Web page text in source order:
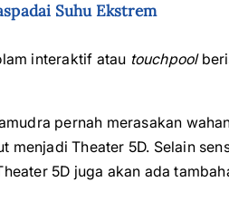
Suhu Ekstrem
interaktif atau touchpool
pernah merasakan
menjadi Theater 5D. Selain
5D juga akan ada